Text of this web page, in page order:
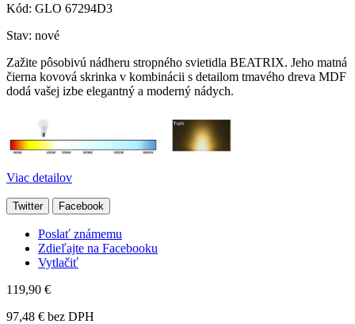
Kód: GLO 67294D3
Stav: nové
Zažite pôsobivú nádheru stropného svietidla BEATRIX. Jeho matná
čierna kovová skrinka v kombinácii s detailom tmavého dreva MDF
dodá vašej izbe elegantný a moderný nádych.
Viac detailov
Twitter Facebook
Poslať známemu
Zdieľajte na Facebooku
Vytlačiť
119,90 €
97,48 € bez DPH